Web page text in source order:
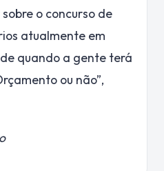
o concurso de
atualmente em
quando a gente terá
ou não”,